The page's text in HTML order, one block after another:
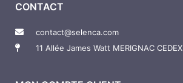
o
k
n
CONTACT
contact@selenca.com
11 Allée James Watt MERIGNAC CEDEX